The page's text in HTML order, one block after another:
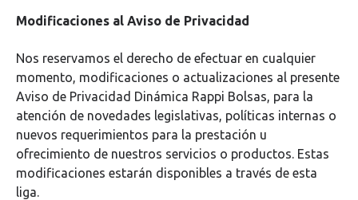
Modificaciones al Aviso de Privacidad
Nos reservamos el derecho de efectuar en cualquier
momento, modificaciones o actualizaciones al presente
Aviso de Privacidad Dinámica Rappi Bolsas, para la
atención de novedades legislativas, políticas internas o
nuevos requerimientos para la prestación u
ofrecimiento de nuestros servicios o productos. Estas
modificaciones estarán disponibles a través de esta
liga.